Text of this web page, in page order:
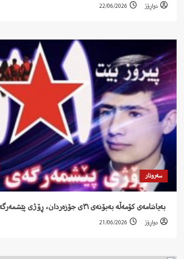
دواڕۆژ 22/06/2026
سەروتار
‍ بەیاننامەی کۆمەڵە بەبۆنەی ٣١ی جۆزەردان، ڕۆژی پێشمەرگەی کۆمەڵە
دواڕۆژ 21/06/2026